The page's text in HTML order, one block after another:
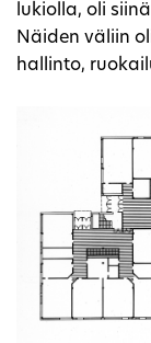
lukiolla, oli
Näiden väliin
hallinto,